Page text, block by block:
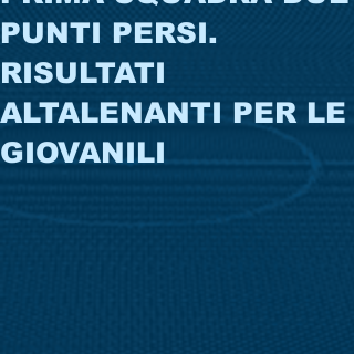
PUNTI PERSI.
RISULTATI
ALTALENANTI PER LE
GIOVANILI